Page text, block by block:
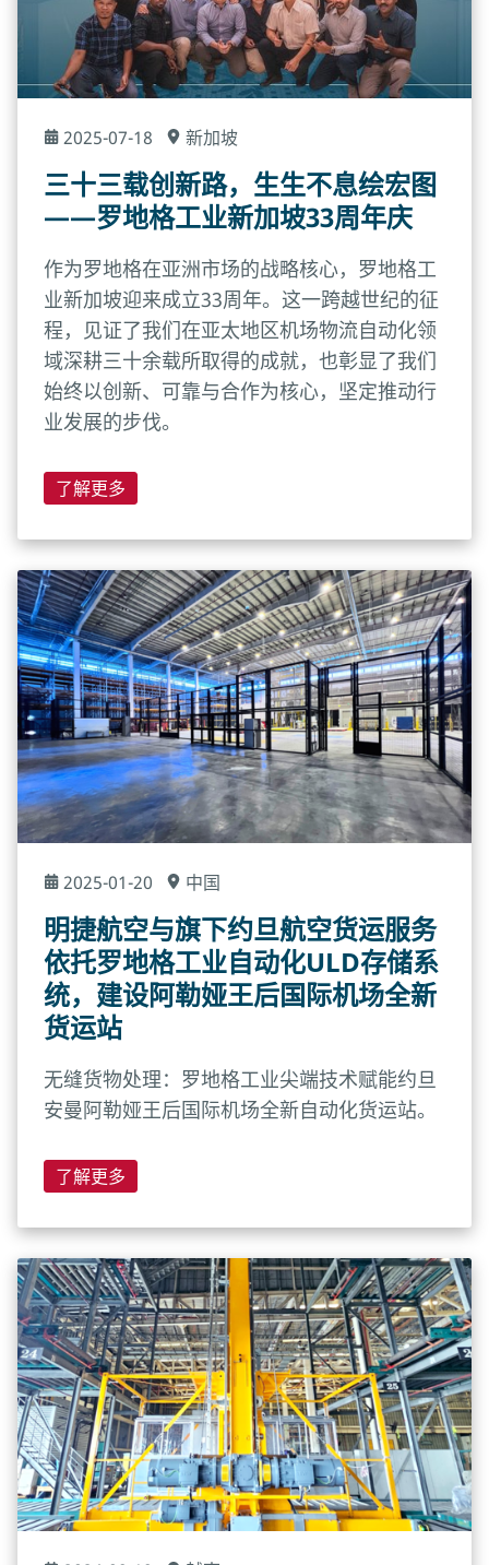
2025-07-18 新加坡
三十三载创新路，生生不息绘宏图
——罗地格工业新加坡33周年庆
作为罗地格在亚洲市场的战略核心，罗地格工
业新加坡迎来成立33周年。这一跨越世纪的征
程，见证了我们在亚太地区机场物流自动化领
域深耕三十余载所取得的成就，也彰显了我们
始终以创新、可靠与合作为核心，坚定推动行
业发展的步伐。
了解更多
2025-01-20 中国
明捷航空与旗下约旦航空货运服务
依托罗地格工业自动化ULD存储系
统，建设阿勒娅王后国际机场全新
货运站
无缝货物处理：罗地格工业尖端技术赋能约旦
安曼阿勒娅王后国际机场全新自动化货运站。
了解更多